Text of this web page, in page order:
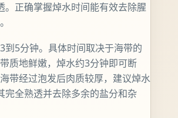
。正确掌握焯水时间能有效去除腥
到5分钟。具体时间取决于海带的
质地鲜嫩，焯水约3分钟即可断
带经过泡发后肉质较厚，建议焯水
完全熟透并去除多余的盐分和杂